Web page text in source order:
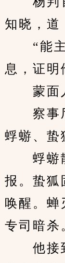
知晓，道
“能主
息，证明
蒙面人
察事厅
蜉蝣、蛰
蜉蝣散
报。蛰狐
唤醒。蝉
专司暗杀
他接到